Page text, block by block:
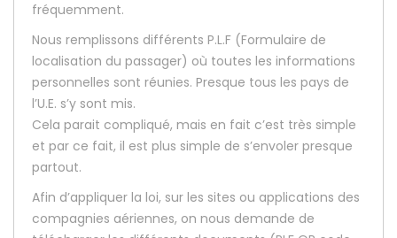
fréquemment.
Nous remplissons différents P.L.F (Formulaire de
localisation du passager) où toutes les informations
personnelles sont réunies. Presque tous les pays de
l’U.E. s’y sont mis.
Cela parait compliqué, mais en fait c’est très simple
et par ce fait, il est plus simple de s’envoler presque
partout.
Afin d’appliquer la loi, sur les sites ou applications des
compagnies aériennes, on nous demande de